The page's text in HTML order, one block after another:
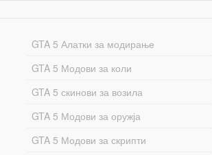
GTA 5 Алатки за модирање
GTA 5 Модови за коли
GTA 5 скинови за возила
GTA 5 Модови за оружја
GTA 5 Модови за скрипти